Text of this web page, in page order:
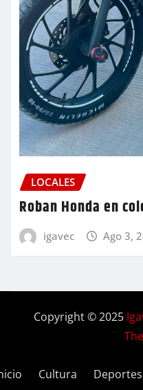
LOCALES
Roban Honda en
igavec Ago 3,
Copyright © 2025
Cultura Deportes